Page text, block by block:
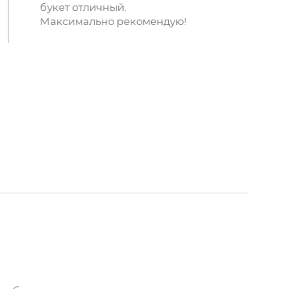
букет отличный.
Максимально рекомендую!